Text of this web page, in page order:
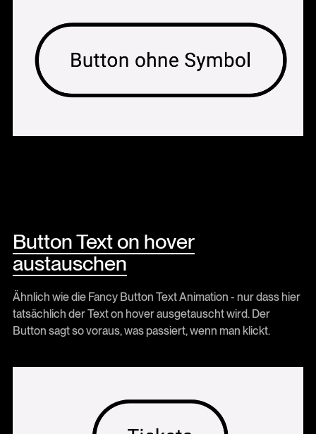
Button Text on hover
austauschen
Ähnlich wie die Fancy Button Text Animation - nur dass hier
tatsächlich der Text on hover ausgetauscht wird. Der
Button sagt so voraus, was passiert, wenn man klickt.